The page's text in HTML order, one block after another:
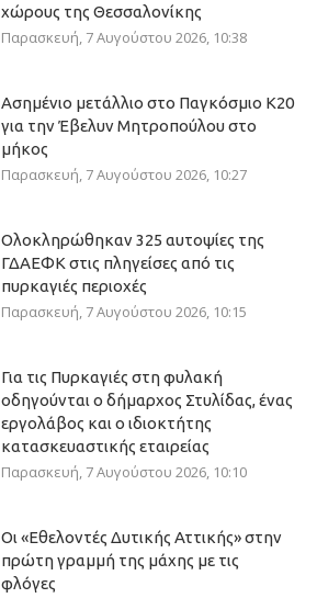
χώρους της Θεσσαλονίκης
Παρασκευή, 7 Αυγούστου 2026, 10:38
Ασημένιο μετάλλιο στο Παγκόσμιο Κ20
για την Έβελυν Μητροπούλου στο
μήκος
Παρασκευή, 7 Αυγούστου 2026, 10:27
Ολοκληρώθηκαν 325 αυτοψίες της
ΓΔΑΕΦΚ στις πληγείσες από τις
πυρκαγιές περιοχές
Παρασκευή, 7 Αυγούστου 2026, 10:15
Για τις Πυρκαγιές στη φυλακή
οδηγούνται ο δήμαρχος Στυλίδας, ένας
εργολάβος και ο ιδιοκτήτης
κατασκευαστικής εταιρείας
Παρασκευή, 7 Αυγούστου 2026, 10:10
Οι «Εθελοντές Δυτικής Αττικής» στην
πρώτη γραμμή της μάχης με τις
φλόγες